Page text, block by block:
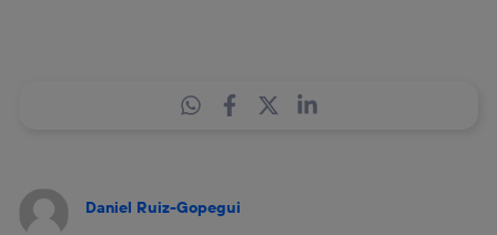
Daniel Ruiz-Gopegui